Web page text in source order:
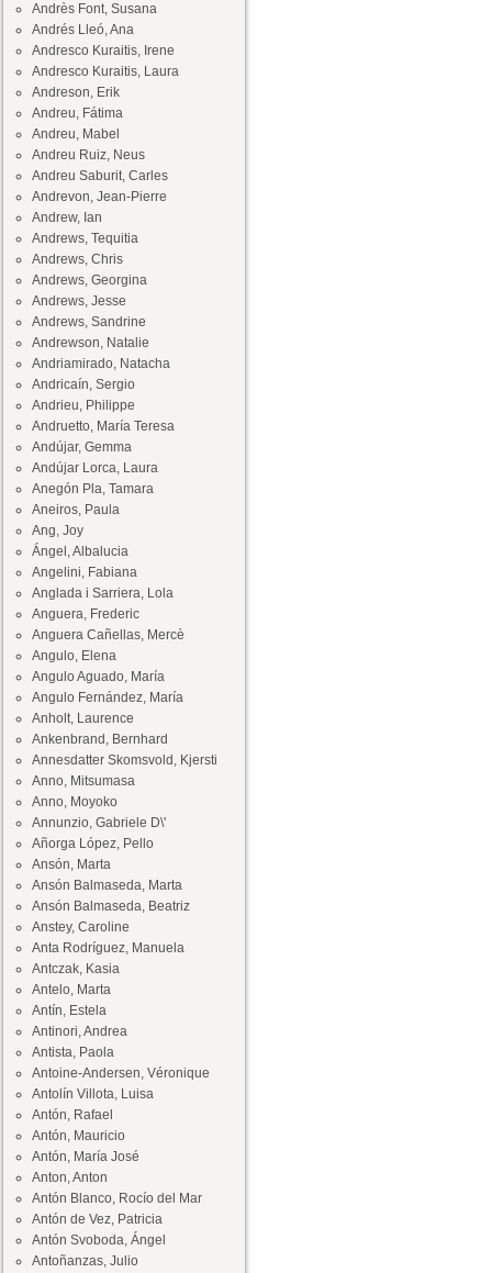
Andrès Font, Susana
Andrés Lleó, Ana
Andresco Kuraitis, Irene
Andresco Kuraitis, Laura
Andreson, Erik
Andreu, Fátima
Andreu, Mabel
Andreu Ruiz, Neus
Andreu Saburit, Carles
Andrevon, Jean-Pierre
Andrew, Ian
Andrews, Tequitia
Andrews, Chris
Andrews, Georgina
Andrews, Jesse
Andrews, Sandrine
Andrewson, Natalie
Andriamirado, Natacha
Andricaín, Sergio
Andrieu, Philippe
Andruetto, María Teresa
Andújar, Gemma
Andújar Lorca, Laura
Anegón Pla, Tamara
Aneiros, Paula
Ang, Joy
Ángel, Albalucia
Angelini, Fabiana
Anglada i Sarriera, Lola
Anguera, Frederic
Anguera Cañellas, Mercè
Angulo, Elena
Angulo Aguado, María
Angulo Fernández, María
Anholt, Laurence
Ankenbrand, Bernhard
Annesdatter Skomsvold, Kjersti
Anno, Mitsumasa
Anno, Moyoko
Annunzio, Gabriele D\'
Añorga López, Pello
Ansón, Marta
Ansón Balmaseda, Marta
Ansón Balmaseda, Beatriz
Anstey, Caroline
Anta Rodríguez, Manuela
Antczak, Kasia
Antelo, Marta
Antín, Estela
Antinori, Andrea
Antista, Paola
Antoine-Andersen, Véronique
Antolín Villota, Luisa
Antón, Rafael
Antón, Mauricio
Antón, María José
Anton, Anton
Antón Blanco, Rocío del Mar
Antón de Vez, Patricia
Antón Svoboda, Ángel
Antoñanzas, Julio